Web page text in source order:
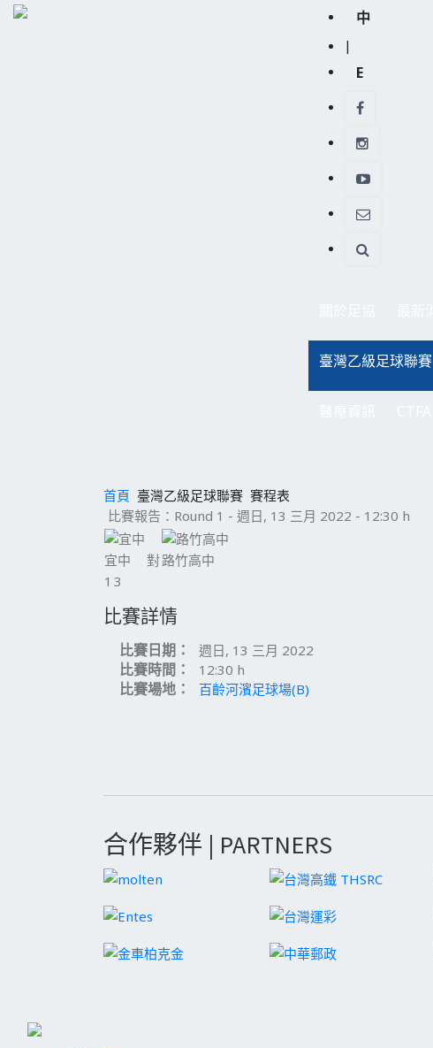
中
|
E
臺灣乙級足球聯賽
首頁 臺灣乙級足球聯賽 賽程表
比賽報告：Round 1 - 週日, 13 三月 2022 - 12:30 h
宜中 對路竹高中
1 3
比賽詳情
比賽日期： 週日, 13 三月 2022
比賽時間： 12:30 h
比賽場地： 百齡河濱足球場(B)
合作夥伴 | PARTNERS